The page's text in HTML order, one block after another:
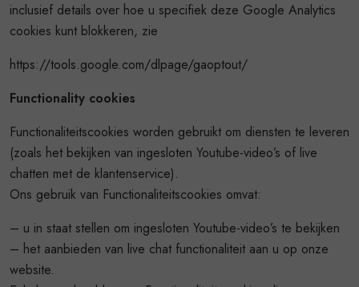
inclusief details over hoe u specifiek deze Google Analytics
cookies kunt blokkeren, zie
https://tools.google.com/dlpage/gaoptout/
Functionality cookies
Functionaliteitscookies worden gebruikt om diensten te leveren
(zoals het bekijken van ingesloten Youtube-video’s of live
chatten met de klantenservice).
Ons gebruik van Functionaliteitscookies omvat:
– u in staat stellen om ingesloten Youtube-video’s te bekijken
– het aanbieden van live chat functionaliteit aan u op onze
website.